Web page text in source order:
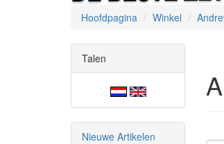
Hoofdpagina Winkel
Talen
Nieuwe Artikelen